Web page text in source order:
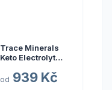
Trace Minerals
Keto Electrolyte
elektrolyty v
od 939 Kč